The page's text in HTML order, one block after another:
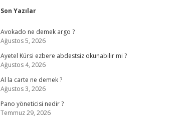
Sidebar
Son Yazılar
Avokado ne demek argo ?
Ağustos 5, 2026
Ayetel Kürsi ezbere abdestsiz okunabilir mi ?
Ağustos 4, 2026
Al la carte ne demek ?
Ağustos 3, 2026
Pano yöneticisi nedir ?
Temmuz 29, 2026